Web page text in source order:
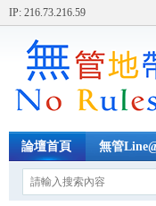
IP: 216.73.216.59
論壇首頁 無管